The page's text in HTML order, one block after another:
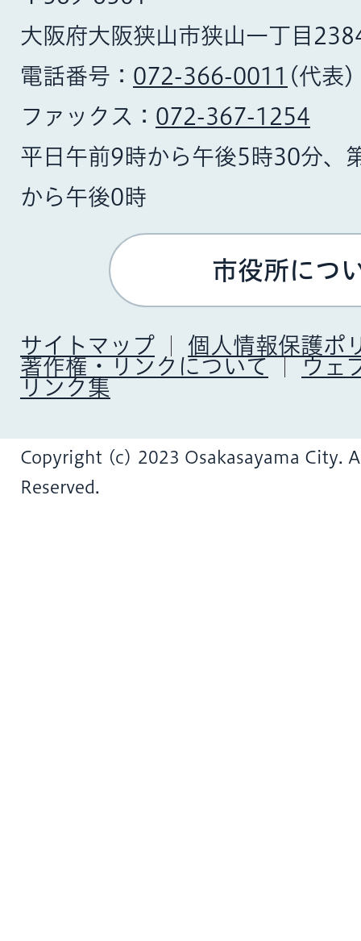
大阪府大阪狭山市狭山一丁目
電話番号： 072-366-0011 (代表)
ファックス： 072-367-1254
平日午前9時から午後5時30分、
から午後0時
市役所につ
サイトマップ
個人情報保護ポ
著作権・リンクについて
ウェ
リンク集
Copyright (c) 2023 Osakasayama City.
Reserved.